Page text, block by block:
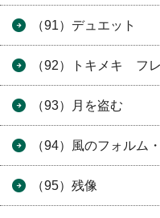
（91）デュエット
（92）トキメキ フ
（93）月を盗む
（94）風のフォルム
（95）残像